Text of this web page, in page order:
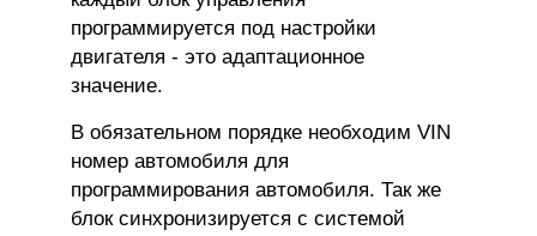
программируется под настройки
двигателя - это адаптационное
значение.
В обязательном порядке необходим VIN
номер автомобиля для
программирования автомобиля. Так же
блок синхронизируется с системой